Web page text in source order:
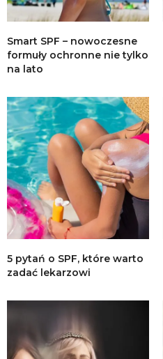
Smart SPF – nowoczesne
formuły ochronne nie tylko
na lato
5 pytań o SPF, które warto
zadać lekarzowi